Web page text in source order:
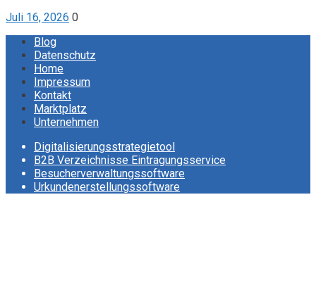
Juli 16, 2026 0
Blog
Datenschutz
Home
Impressum
Kontakt
Marktplatz
Unternehmen
Digitalisierungsstrategietool
B2B Verzeichnisse Eintragungsservice
Besucherverwaltungssoftware
Urkundenerstellungssoftware